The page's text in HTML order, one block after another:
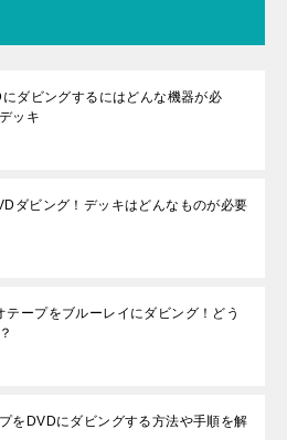
ダビングするにはどんな機器が必
ッキ
ダビング！デッキはどんなものが必要
テープをブルーレイにダビング！どう
をDVDにダビングする方法や手順を解